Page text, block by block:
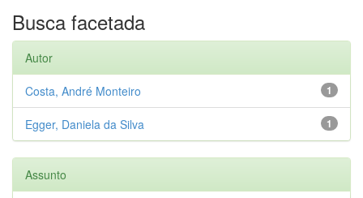
Busca facetada
Autor
1
Costa, André Monteiro
1
Egger, Daniela da Silva
Assunto